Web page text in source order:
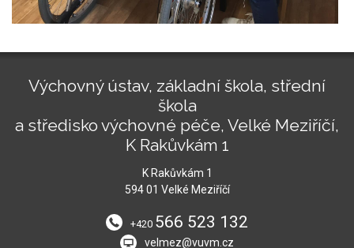
Výchovný ústav, základní škola, střední
škola
a středisko výchovné péče, Velké Meziříčí,
K Rakůvkám 1
K Rakůvkám 1
594 01 Velké Meziříčí
+420 566 523 132
velmez@vuvm.cz